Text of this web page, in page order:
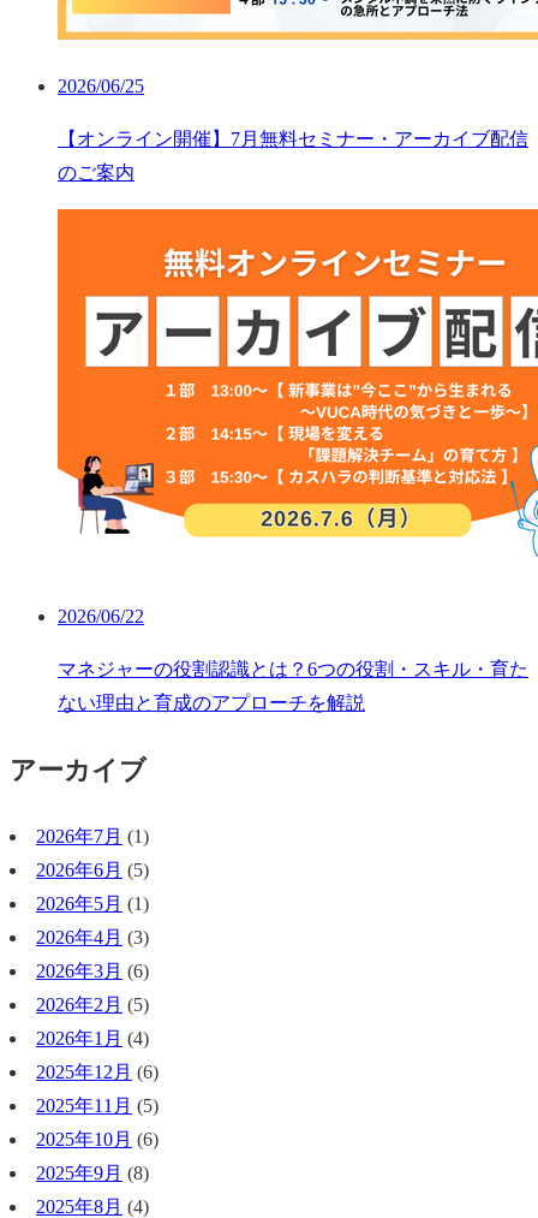
2026/06/25
【オンライン開催】7月無料セミナー・アーカイブ配信
のご案内
2026/06/22
マネジャーの役割認識とは？6つの役割・スキル・育た
ない理由と育成のアプローチを解説
アーカイブ
2026年7月 (1)
2026年6月 (5)
2026年5月 (1)
2026年4月 (3)
2026年3月 (6)
2026年2月 (5)
2026年1月 (4)
2025年12月 (6)
2025年11月 (5)
2025年10月 (6)
2025年9月 (8)
2025年8月 (4)